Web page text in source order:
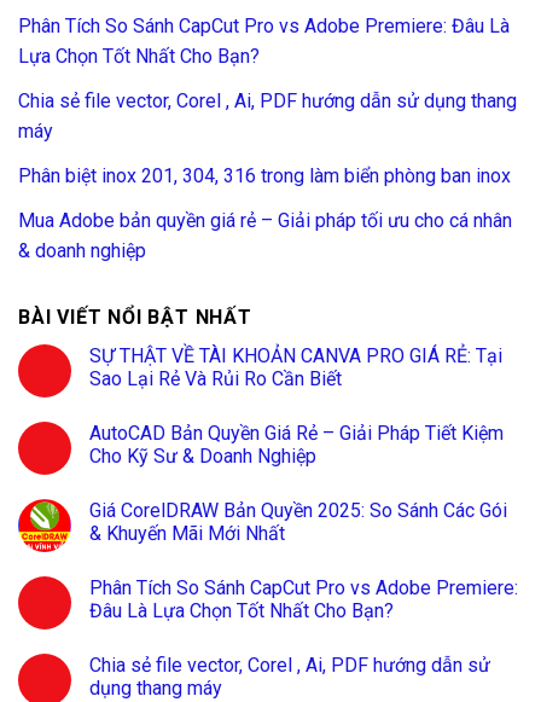
Phân Tích So Sánh CapCut Pro vs Adobe Premiere: Đâu Là
Lựa Chọn Tốt Nhất Cho Bạn?
Chia sẻ file vector, Corel , Ai, PDF hướng dẫn sử dụng thang
máy
Phân biệt inox 201, 304, 316 trong làm biển phòng ban inox
Mua Adobe bản quyền giá rẻ – Giải pháp tối ưu cho cá nhân
& doanh nghiệp
BÀI VIẾT NỔI BẬT NHẤT
SỰ THẬT VỀ TÀI KHOẢN CANVA PRO GIÁ RẺ: Tại
Sao Lại Rẻ Và Rủi Ro Cần Biết
AutoCAD Bản Quyền Giá Rẻ – Giải Pháp Tiết Kiệm
Cho Kỹ Sư & Doanh Nghiệp
Giá CorelDRAW Bản Quyền 2025: So Sánh Các Gói
& Khuyến Mãi Mới Nhất
Phân Tích So Sánh CapCut Pro vs Adobe Premiere:
Đâu Là Lựa Chọn Tốt Nhất Cho Bạn?
Chia sẻ file vector, Corel , Ai, PDF hướng dẫn sử
dụng thang máy